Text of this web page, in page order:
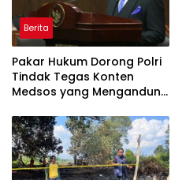
Berita
Pakar Hukum Dorong Polri
Tindak Tegas Konten
Medsos yang Mengandung